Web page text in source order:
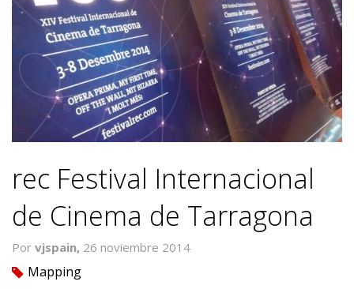
Ayuda
Contacto
Entrar
Crear Cuenta
rec Festival Internacional
de Cinema de Tarragona
Por vjspain, 26 noviembre 2014
tag Mapping